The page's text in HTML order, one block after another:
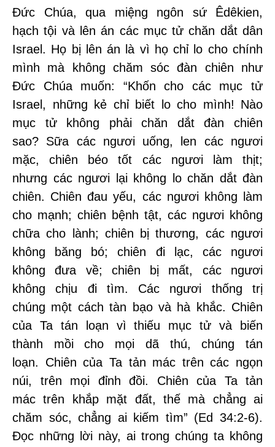
Đức Chúa, qua miệng ngôn sứ Êdêkien,
hạch tội và lên án các mục tử chăn dắt dân
Israel. Họ bị lên án là vì họ chỉ lo cho chính
mình mà không chăm sóc đàn chiên như
Đức Chúa muốn: “Khốn cho các mục tử
Israel, những kẻ chỉ biết lo cho mình! Nào
mục tử không phải chăn dắt đàn chiên
sao? Sữa các ngươi uống, len các ngươi
mặc, chiên béo tốt các ngươi làm thịt;
nhưng các ngươi lại không lo chăn dắt đàn
chiên. Chiên đau yếu, các ngươi không làm
cho mạnh; chiên bệnh tật, các ngươi không
chữa cho lành; chiên bị thương, các ngươi
không băng bó; chiên đi lạc, các ngươi
không đưa về; chiên bị mất, các ngươi
không chịu đi tìm. Các ngươi thống trị
chúng một cách tàn bạo và hà khắc. Chiên
của Ta tán loạn vì thiếu mục tử và biến
thành mồi cho mọi dã thú, chúng tán
loạn. Chiên của Ta tản mác trên các ngọn
núi, trên mọi đỉnh đồi. Chiên của Ta tản
mác trên khắp mặt đất, thế mà chẳng ai
chăm sóc, chẳng ai kiếm tìm” (Ed 34:2-6).
Đọc những lời này, ai trong chúng ta không